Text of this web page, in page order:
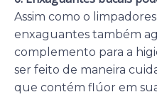
Assim como o
enxaguantes também
complemento para a
ser feito de maneira
que contém flúor em